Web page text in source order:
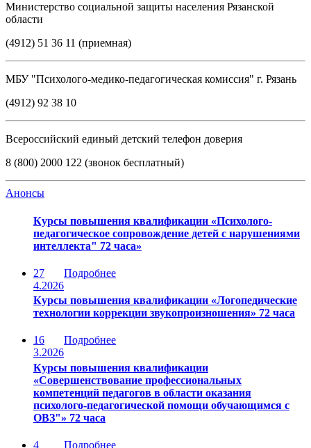
Министерство социальной защиты населения Рязанской
области
(4912) 51 36 11 (приемная)
МБУ "Психолого-медико-педагогическая комиссия" г. Рязань
(4912) 92 38 10
Всероссийский единый детский телефон доверия
8 (800) 2000 122 (звонок бесплатный)
Анонсы
Курсы повышения квалификации «Психолого-
педагогическое сопровождение детей с нарушениями
интеллекта" 72 часа»
27
4.2026
Подробнее
Курсы повышения квалификации «Логопедические
технологии коррекции звукопроизношения» 72 часа
16
3.2026
Подробнее
Курсы повышения квалификации
«Совершенствование профессиональных
компетенций педагогов в области оказания
психолого-педагогической помощи обучающимся с
ОВЗ"» 72 часа
4
Подробнее